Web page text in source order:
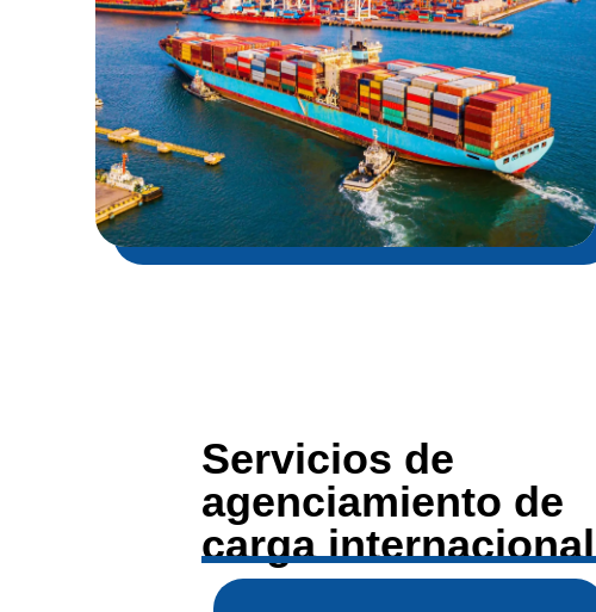
Servicios de
agenciamiento de
carga internacional